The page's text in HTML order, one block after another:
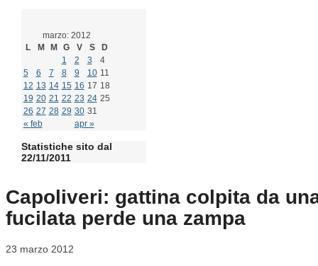
marzo: 2012
L
M M G V S D
« feb apr »
1 2 3
4
5
6 7 8 9 10 11
12 13 14 15 16 17 18
19 20 21 22 23 24 25
26 27 28 29 30 31
Statistiche sito dal
22/11/2011
Capoliveri: gattina colpita da
fucilata perde una zampa
23 marzo 2012